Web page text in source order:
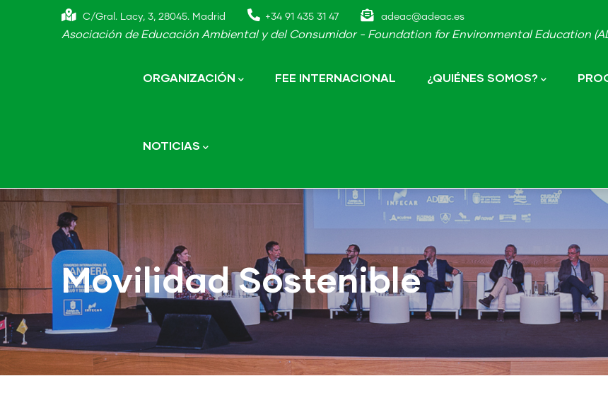
C/Gral. Lacy, 3, 28045. Madrid +34 91 435 31 47 adeac@adeac.es
Asociación de Educación Ambiental y del Consumidor - Foundation for Environmental Education
navigation
ORGANIZACIÓN FEE INTERNACIONAL ¿QUIÉNES SOMOS?
NOTICIAS
Movilidad Sostenible